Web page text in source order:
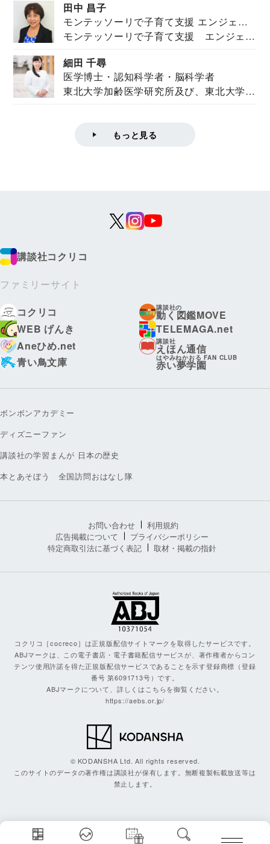
田中 昌子
モンテッソーリで子育て支援 エンジェル
ズハウス研究所所長
モンテッソーリで子育て支援 エンジェル
細田 千尋
医学博士・認知科学者・脳科学者
東北大学加齢医学研究所及び、東北大学大
もっと見る
講談社コクリコ
ファミリーサイト
コクリコ
講談社の
動く図鑑MOVE
WEB げんき
TELEMAGA.net
Aneひめ.net
講談社
えほん通信
青い鳥文庫
はやみねかおる FAN CLUB
赤い夢学園
ボンボンアカデミー
ディズニーファン
講談社の学習まんが 日本の歴史
本とあそぼう 全国訪問おはなし隊
お問い合わせ
利用規約
広告掲載について
プライバシーポリシー
特定商取引法に基づく表記
取材・掲載の指針
コクリコ［cocreco］は正規版配信サイトマークを取得したサービスです。
ABJマークは、この電子書店・電子書籍配信サービスが、著作権者からコン
テンツ使用許諾を得た正規版配信サービスであることを示す登録商標（登録
番号 第6091713号）です。
ABJマークについて、詳しくはこちらを御覧ください。
https://aebs.or.jp/
© KODANSHA Ltd. All rights reserved.
このサイトのデータの著作権は講談社が保有します。無断複製転載放送等は
禁止します。